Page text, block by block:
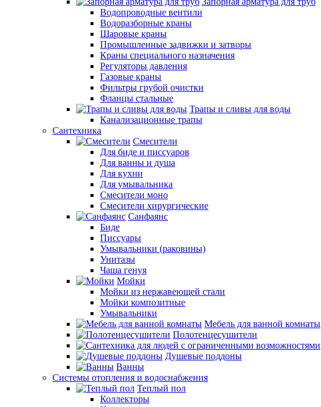
Водопроводные вентили
Водоразборные краны
Шаровые краны
Промышленные задвижки и затворы
Краны специального назначения
Регуляторы давления
Газовые краны
Фильтры грубой очистки
Фланцы стальные
Трапы и сливы для воды
Канализационные трапы
Сантехника
Смесители
Для биде и писсуаров
Для ванны и душа
Для кухни
Для умывальника
Смесители моно
Смесители хирургические
Санфаянс
Биде
Писсуары
Умывальники (раковины)
Унитазы
Чаша генуя
Мойки
Мойки из нержавеющей стали
Мойки композитные
Умывальники
Мебель для ванной комнаты
Полотенцесушители
Душевые поддоны
Ванны
Системы отопления и водоснабжения
Теплый пол
Коллекторы